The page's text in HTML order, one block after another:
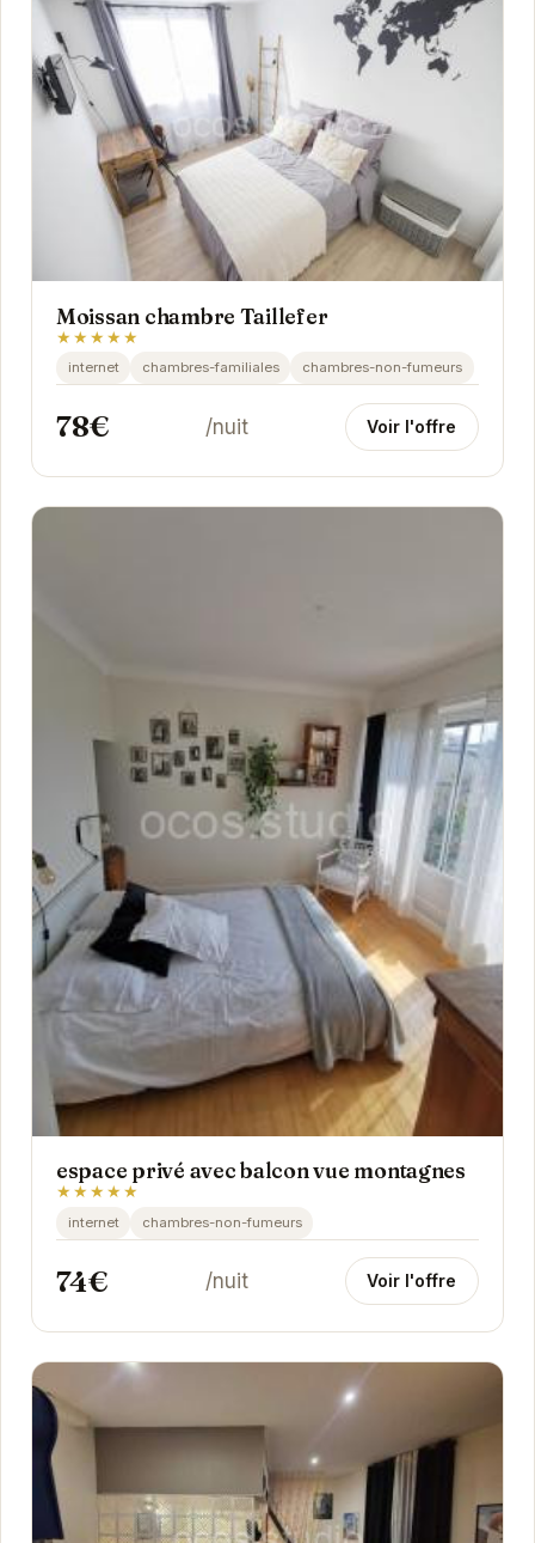
Moissan chambre Taillefer
★★★★★
internet chambres-familiales chambres-non-fumeurs
78€ /nuit Voir l'offre
espace privé avec balcon vue montagnes
★★★★★
internet chambres-non-fumeurs
74€ /nuit Voir l'offre